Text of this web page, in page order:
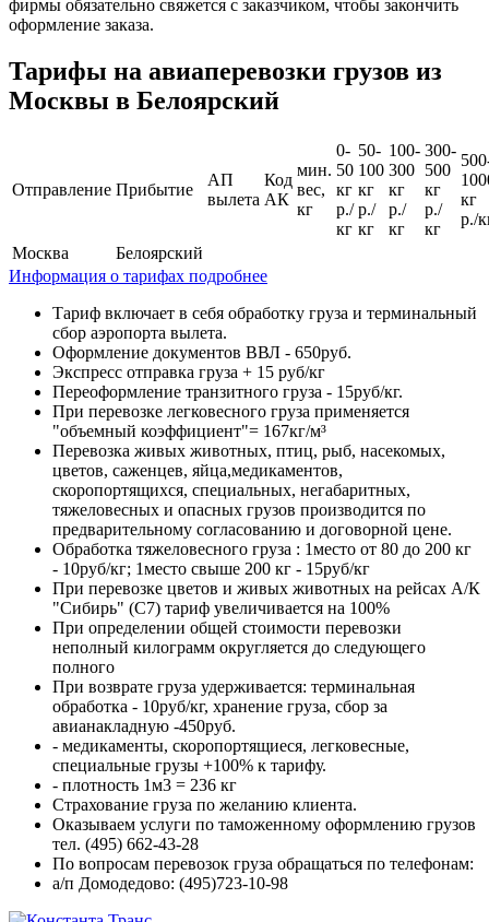
фирмы обязательно свяжется с заказчиком, чтобы закончить
оформление заказа.
Тарифы на авиаперевозки грузов из
Москвы в Белоярский
Отправление Прибытие
АП
вылета
Код
АК
мин.
вес,
кг
0-
50
кг
р./
кг
50-
100
кг
р./
кг
100-
300
кг
р./
кг
300-
500
кг
р./
кг
кг
р./
Москва
Белоярский
Информация о тарифах подробнее
Тариф включает в себя обработку груза и терминальный
сбор аэропорта вылета.
Оформление документов ВВЛ - 650руб.
Экспресс отправка груза + 15 руб/кг
Переоформление транзитного груза - 15руб/кг.
При перевозке легковесного груза применяется
"объемный коэффициент"= 167кг/м³
Перевозка живых животных, птиц, рыб, насекомых,
цветов, саженцев, яйца,медикаментов,
скоропортящихся, специальных, негабаритных,
тяжеловесных и опасных грузов производится по
предварительному согласованию и договорной цене.
Обработка тяжеловесного груза : 1место от 80 до 200 кг
- 10руб/кг; 1место свыше 200 кг - 15руб/кг
При перевозке цветов и живых животных на рейсах А/К
"Сибирь" (С7) тариф увеличивается на 100%
При определении общей стоимости перевозки
неполный килограмм округляется до следующего
полного
При возврате груза удерживается: терминальная
обработка - 10руб/кг, хранение груза, сбор за
авианакладную -450руб.
- медикаменты, скоропортящиеся, легковесные,
специальные грузы +100% к тарифу.
- плотность 1м3 = 236 кг
Страхование груза по желанию клиента.
Оказываем услуги по таможенному оформлению грузов
тел. (495) 662-43-28
По вопросам перевозок груза обращаться по телефонам:
а/п Домодедово: (495)723-10-98